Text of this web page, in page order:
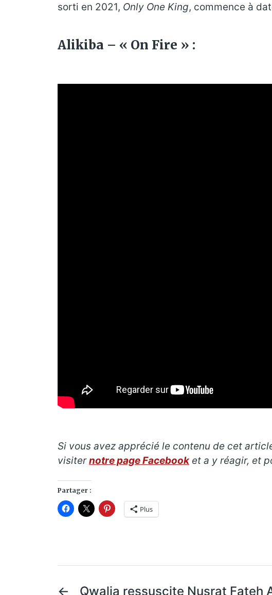
sorti en 2021, Only One King, commence à
Alikiba – « On Fire » :
Si vous avez apprécié le contenu de cet
visiternotre page Facebooket a y réagir, et
Partager :
Plus
← Qwalia ressuscite Nusrat Fateh